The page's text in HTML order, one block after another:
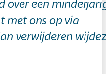
over een
met ons op via
verwijderen